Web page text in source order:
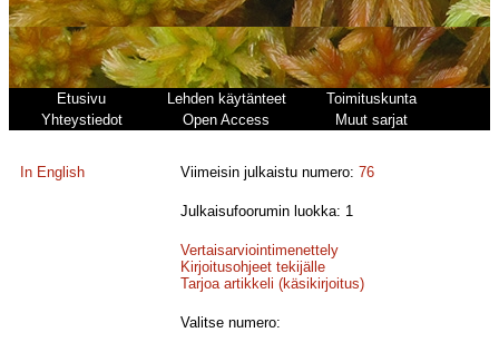
Etusivu Lehden käytänteet
Toimituskunta
Yhteystiedot
Open Access Muut sarjat
In English Viimeisin julkaistu numero:76
Julkaisufoorumin luokka: 1
Vertaisarviointimenettely
Kirjoitusohjeet tekijälle
Tarjoa artikkeli (käsikirjoitus)
Valitse numero: